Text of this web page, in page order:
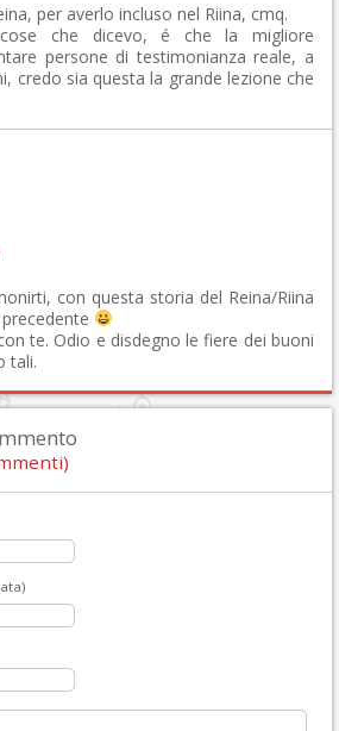
per averlo incluso nel Riina, cmq.
che dicevo, é che la migliore
persone di testimonianza reale, a
credo sia questa la grande lezione che
con questa storia del Reina/Riina
te. Odio e disdegno le fiere dei buoni
tali.